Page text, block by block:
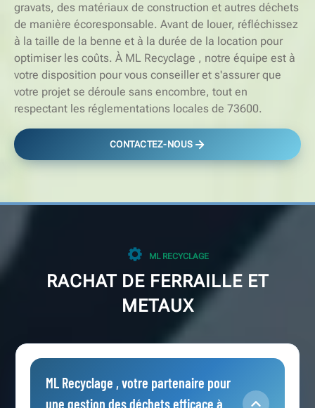
gravats, des matériaux de construction et autres déchets
de manière écoresponsable. Avant de louer, réfléchissez
à la taille de la benne et à la durée de la location pour
optimiser les coûts. À ML Recyclage , notre équipe est à
votre disposition pour vous conseiller et s'assurer que
votre projet se déroule sans encombre, tout en
respectant les réglementations locales de 73600.
CONTACTEZ-NOUS
ML RECYCLAGE
RACHAT DE FERRAILLE ET
METAUX
ML Recyclage , votre partenaire pour
une gestion des déchets efficace à